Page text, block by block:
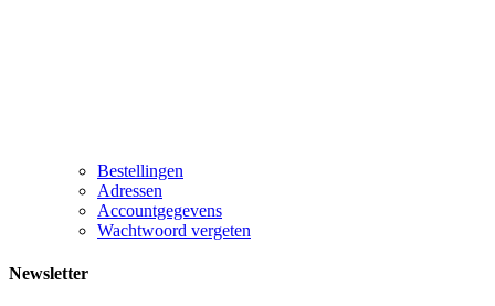
Bestellingen
Adressen
Accountgegevens
Wachtwoord vergeten
Newsletter